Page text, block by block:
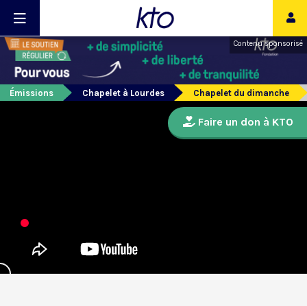
Contenu sponsorisé
Émissions Chapelet à Lourdes Chapelet du dimanche
Faire un don à KTO